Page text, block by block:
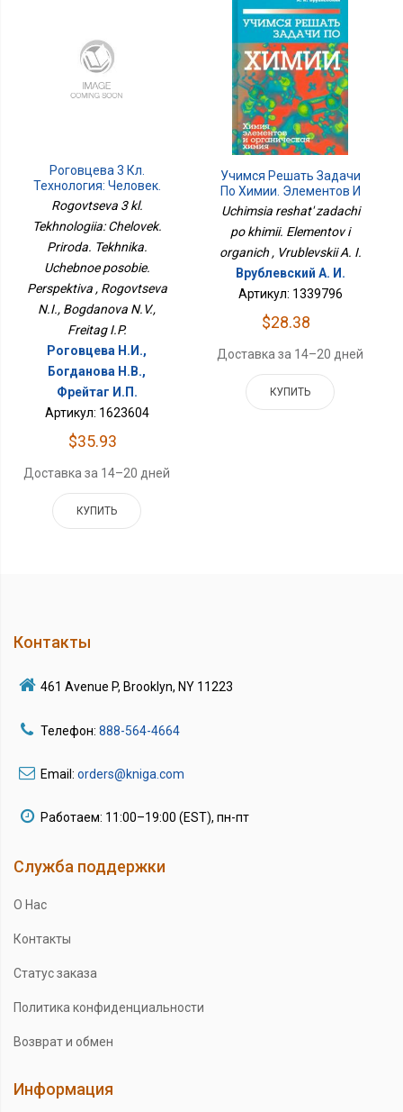
Роговцева 3 Кл.
Технология: Человек.
Природа. Техника.
Учебное Пособие.
Перспектива
Rogovtseva 3 kl.
Tekhnologiia: Chelovek.
Priroda. Tekhnika.
Uchebnoe posobie.
Perspektiva , Rogovtseva
N.I., Bogdanova N.V.,
Freitag I.P.
Роговцева Н.И.,
Богданова Н.В.,
Фрейтаг И.П.
Артикул: 1623604
$35.93
Доставка за 14–20 дней
КУПИТЬ
Учимся Решать Задачи
По Химии. Элементов И
Органич
Uchimsia reshat' zadachi
po khimii. Elementov i
organich , Vrublevskii A. I.
Врублевский А. И.
Артикул: 1339796
$28.38
Доставка за 14–20 дней
КУПИТЬ
Контакты
461 Avenue P, Brooklyn, NY 11223
Телефон: 888-564-4664
Email: orders@kniga.com
Работаем: 11:00–19:00 (EST), пн-пт
Служба поддержки
О Нас
Контакты
Статус заказа
Политика конфиденциальности
Возврат и обмен
Информация